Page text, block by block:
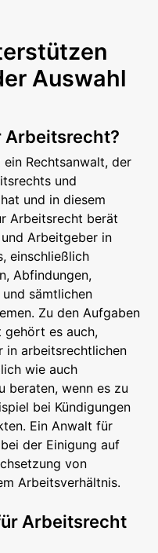
Auswahl
Arbeitsrecht?
Rechtsanwalt, der
und
und in diesem
Arbeitsrecht berät
Arbeitgeber in
einschließlich
Abfindungen,
sämtlichen
Zu den Aufgaben
gehört es auch,
in arbeitsrechtlichen
wie auch
beraten, wenn es zu
bei Kündigungen
Ein Anwalt für
der Einigung auf
von
Arbeitsverhältnis.
Arbeitsrecht